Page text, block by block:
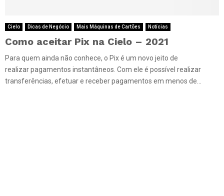
Cielo Dicas de Negócio Mais Máquinas de Cartões Notícias
Como aceitar Pix na Cielo – 2021
Para quem ainda não conhece, o Pix é um novo jeito de
realizar pagamentos instantâneos. Com ele é possível realizar
transferências, efetuar e receber pagamentos em menos de...